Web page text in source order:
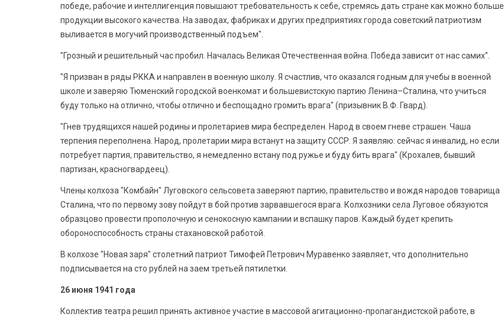
победе, рабочие и интеллигенция повышают требовательность к себе, стремясь дать стране как можно больше
продукции высокого качества. На заводах, фабриках и других предприятиях города советский патриотизм
выливается в могучий производственный подъем".
"Грозный и решительный час пробил. Началась Великая Отечественная война. Победа зависит от нас самих".
"Я призван в ряды РККА и направлен в военную школу. Я счастлив, что оказался годным для учебы в военной
школе и заверяю Тюменский городской военкомат и большевистскую партию Ленина–Сталина, что учиться
буду только на отлично, чтобы отлично и беспощадно громить врага" (призывник В.Ф. Гвард).
"Гнев трудящихся нашей родины и пролетариев мира беспределен. Народ в своем гневе страшен. Чаша
терпения переполнена. Народ, пролетарии мира встанут на защиту СССР. Я заявляю: сейчас я инвалид, но если
потребует партия, правительство, я немедленно встану под ружье и буду бить врага" (Крохалев, бывший
партизан, красногвардеец).
Члены колхоза "Комбайн" Луговского сельсовета заверяют партию, правительство и вождя народов товарища
Сталина, что по первому зову пойдут в бой против зарвавшегося врага. Колхозники села Луговое обязуются
образцово провести прополочную и сенокосную кампании и вспашку паров. Каждый будет крепить
обороноспособность страны стахановской работой.
В колхозе "Новая заря" столетний патриот Тимофей Петрович Муравенко заявляет, что дополнительно
подписывается на сто рублей на заем третьей пятилетки.
26 июня 1941 года
Коллектив театра решил принять активное участие в массовой агитационно-пропагандистской работе, в